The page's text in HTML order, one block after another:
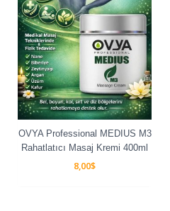
OVYA Professional MEDIUS M3
Rahatlatıcı Masaj Kremi 400ml
8,00$